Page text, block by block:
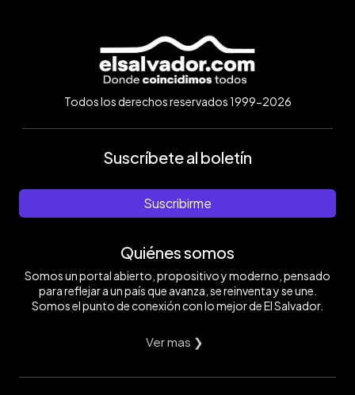
Todos los derechos reservados 1999-2026
Suscríbete al boletín
Suscribirme
Quiénes somos
Somos un portal abierto, propositivo y moderno, pensado
para reflejar a un país que avanza, se reinventa y se une.
Somos el punto de conexión con lo mejor de El Salvador.
Ver mas ❯